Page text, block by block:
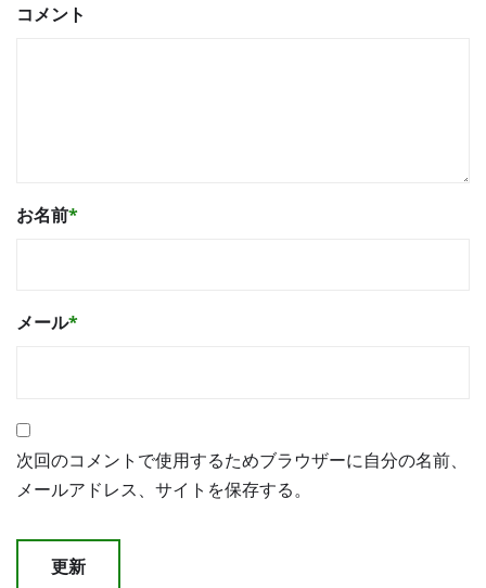
コメント
お名前*
メール*
次回のコメントで使用するためブラウザーに自分の名前、
メールアドレス、サイトを保存する。